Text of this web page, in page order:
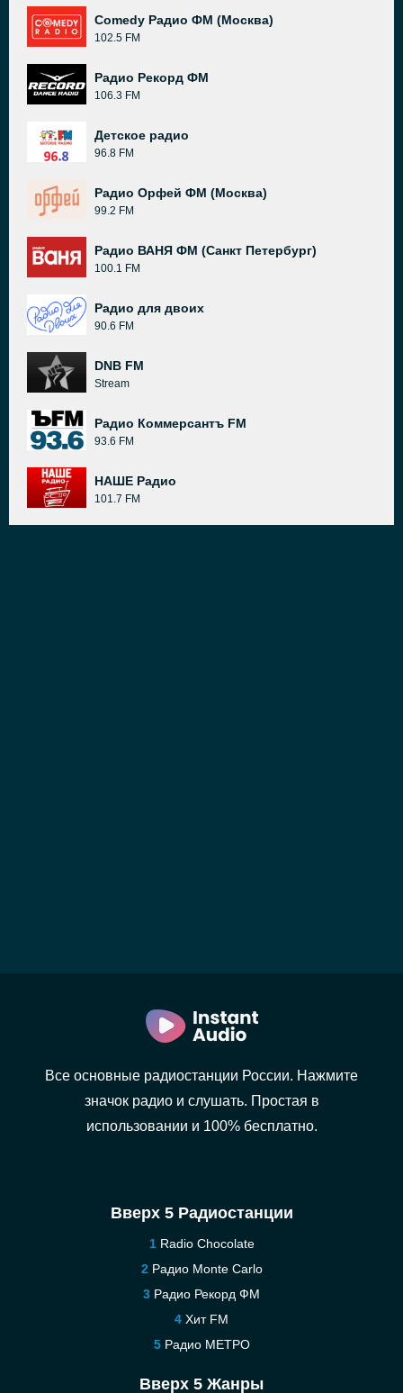
Comedy Радио ФМ (Москва)
102.5 FM
Радио Рекорд ФМ
106.3 FM
Детское радио
96.8 FM
Радио Орфей ФМ (Москва)
99.2 FM
Радио ВАНЯ ФМ (Санкт Петербург)
100.1 FM
Радио для двоих
90.6 FM
DNB FM
Stream
Радио Коммерсантъ FM
93.6 FM
НАШЕ Радио
101.7 FM
Все основные радиостанции России. Нажмите
значок радио и слушать. Простая в
использовании и 100% бесплатно.
Вверх 5 Радиостанции
Radio Chocolate
Радио Monte Carlo
Радио Рекорд ФМ
Хит FM
Радио МЕТРО
Вверх 5 Жанры